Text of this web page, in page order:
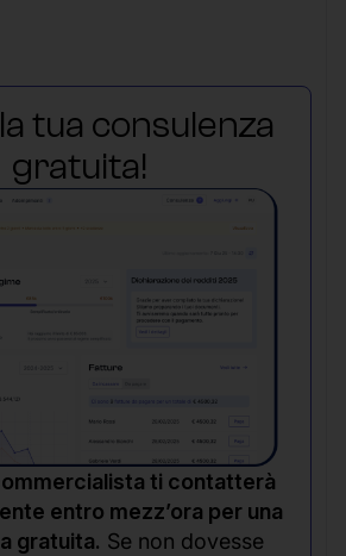
tua consulenza
gratuita!
ti contatterà
entro mezz’ora per una
gratuita. Se non dovesse